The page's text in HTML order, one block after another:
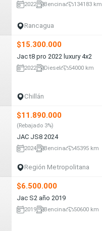
2022 Bencina 134183 km
Rancagua
$15.300.000
Jac t8 pro 2022 luxury 4x2
2022 Diesel 54000 km
Chillán
$11.890.000
(Rebajado 3%)
JAC JS8 2024
2024 Bencina 45395 km
Región Metropolitana
$6.500.000
Jac S2 año 2019
2019 Bencina 50600 km